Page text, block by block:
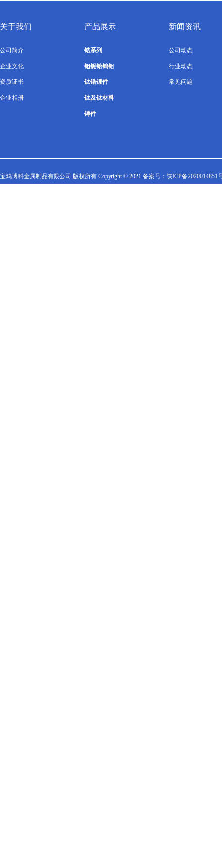
关于我们
公司简介
企业文化
资质证书
企业相册
产品展示
锆系列
钽铌铪钨钼
钛锆锻件
钛及钛材料
铸件
新闻资讯
公司动态
行业动态
常见问题
宝鸡博科金属制品有限公司 版权所有 Copyright © 2021 备案号： 陕ICP备2020014851